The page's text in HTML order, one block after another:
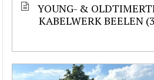
YOUNG- &
KABELWERK BEELEN